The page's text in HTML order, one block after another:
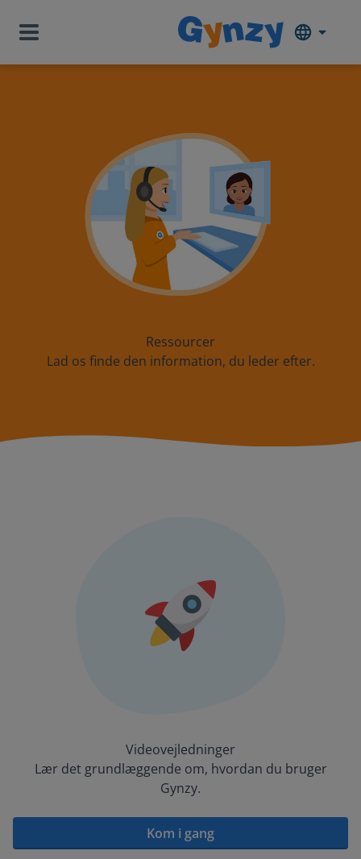
Ressourcer
Lad os finde den information, du leder efter.
Videovejledninger
Lær det grundlæggende om, hvordan du bruger
Gynzy.
Kom i gang